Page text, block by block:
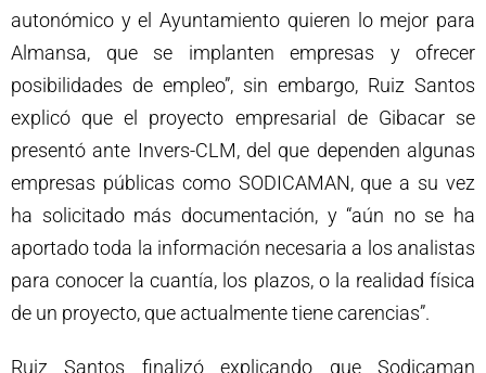
autonómico y el Ayuntamiento quieren lo mejor para
Almansa, que se implanten empresas y ofrecer
posibilidades de empleo”, sin embargo, Ruiz Santos
explicó que el proyecto empresarial de Gibacar se
presentó ante Invers-CLM, del que dependen algunas
empresas públicas como SODICAMAN, que a su vez
ha solicitado más documentación, y “aún no se ha
aportado toda la información necesaria a los analistas
para conocer la cuantía, los plazos, o la realidad física
de un proyecto, que actualmente tiene carencias”.
Ruiz Santos finalizó explicando que Sodicaman